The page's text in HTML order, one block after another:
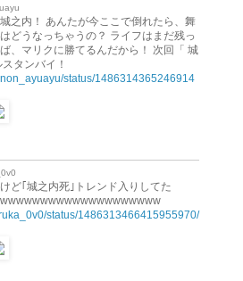
之内！ あんたが今ここで倒れたら、舞
どうなっちゃうの？ ライフはまだ残っ
、マリクに勝てるんだから！ 次回「 城
タンバイ！
status/1486314365246914
ど｢城之内死｣トレンド入りしてた
status/1486313466415955970/